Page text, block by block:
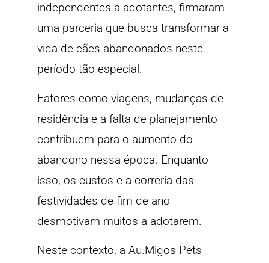
independentes a adotantes, firmaram
uma parceria que busca transformar a
vida de cães abandonados neste
período tão especial.
Fatores como viagens, mudanças de
residência e a falta de planejamento
contribuem para o aumento do
abandono nessa época. Enquanto
isso, os custos e a correria das
festividades de fim de ano
desmotivam muitos a adotarem.
Neste contexto, a Au.Migos Pets